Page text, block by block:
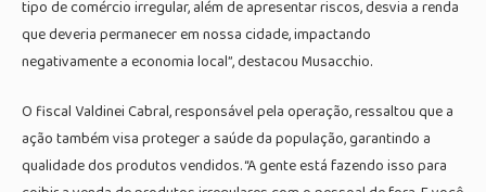
tipo de comércio irregular, além de apresentar riscos, desvia a renda
que deveria permanecer em nossa cidade, impactando
negativamente a economia local”, destacou Musacchio.
O fiscal Valdinei Cabral, responsável pela operação, ressaltou que a
ação também visa proteger a saúde da população, garantindo a
qualidade dos produtos vendidos. “A gente está fazendo isso para